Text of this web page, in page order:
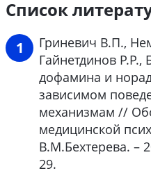
Список
Гриневич В.П.,
Гайнетдинов Р.Р.,
дофамина и
зависимом
механизмам //
медицинской
В.М.Бехтерева. –
29.